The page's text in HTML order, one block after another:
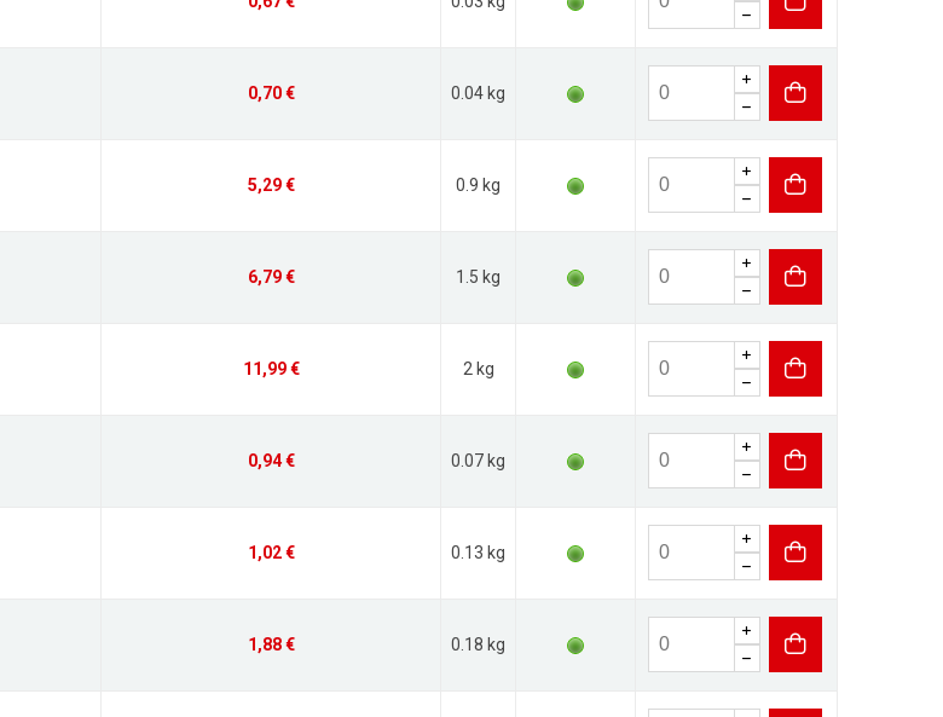
0,70 € 0.04 kg
5,29 € 0.9 kg
6,79 € 1.5 kg
11,99 € 2 kg
0,94 € 0.07 kg
1,02 € 0.13 kg
1,88 € 0.18 kg